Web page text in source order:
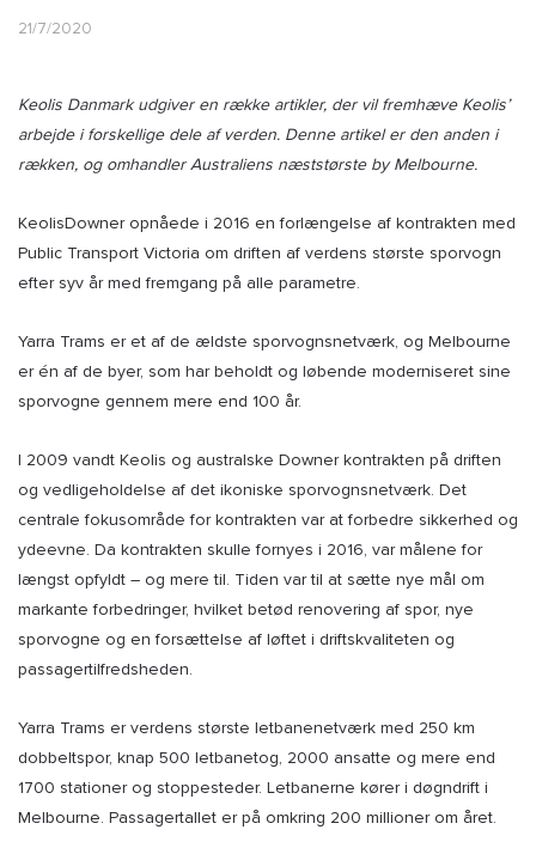
21/7/2020
Keolis Danmark udgiver en række artikler, der vil fremhæve Keolis’
arbejde i forskellige dele af verden. Denne artikel er den anden i
rækken, og omhandler Australiens næststørste by Melbourne.
KeolisDowner opnåede i 2016 en forlængelse af kontrakten med
Public Transport Victoria om driften af verdens største sporvogn
efter syv år med fremgang på alle parametre.
Yarra Trams er et af de ældste sporvognsnetværk, og Melbourne
er én af de byer, som har beholdt og løbende moderniseret sine
sporvogne gennem mere end 100 år.
I 2009 vandt Keolis og australske Downer kontrakten på driften
og vedligeholdelse af det ikoniske sporvognsnetværk. Det
centrale fokusområde for kontrakten var at forbedre sikkerhed og
ydeevne. Da kontrakten skulle fornyes i 2016, var målene for
længst opfyldt – og mere til. Tiden var til at sætte nye mål om
markante forbedringer, hvilket betød renovering af spor, nye
sporvogne og en forsættelse af løftet i driftskvaliteten og
passagertilfredsheden.
Yarra Trams er verdens største letbanenetværk med 250 km
dobbeltspor, knap 500 letbanetog, 2000 ansatte og mere end
1700 stationer og stoppesteder. Letbanerne kører i døgndrift i
Melbourne. Passagertallet er på omkring 200 millioner om året.